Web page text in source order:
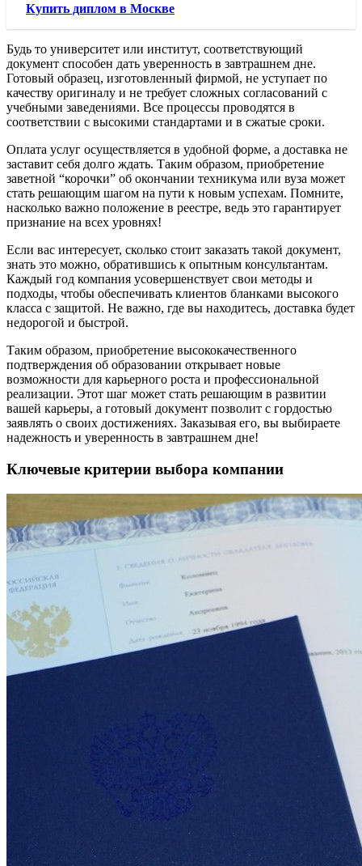
Купить диплом в Москве
Будь то университет или институт, соответствующий
документ способен дать уверенность в завтрашнем дне.
Готовый образец, изготовленный фирмой, не уступает по
качеству оригиналу и не требует сложных согласований с
учебными заведениями. Все процессы проводятся в
соответствии с высокими стандартами и в сжатые сроки.
Оплата услуг осуществляется в удобной форме, а доставка не
заставит себя долго ждать. Таким образом, приобретение
заветной “корочки” об окончании техникума или вуза может
стать решающим шагом на пути к новым успехам. Помните,
насколько важно положение в реестре, ведь это гарантирует
признание на всех уровнях!
Если вас интересует, сколько стоит заказать такой документ,
знать это можно, обратившись к опытным консультантам.
Каждый год компания усовершенствует свои методы и
подходы, чтобы обеспечивать клиентов бланками высокого
класса с защитой. Не важно, где вы находитесь, доставка будет
недорогой и быстрой.
Таким образом, приобретение высококачественного
подтверждения об образовании открывает новые
возможности для карьерного роста и профессиональной
реализации. Этот шаг может стать решающим в развитии
вашей карьеры, а готовый документ позволит с гордостью
заявлять о своих достижениях. Заказывая его, вы выбираете
надежность и уверенность в завтрашнем дне!
Ключевые критерии выбора компании